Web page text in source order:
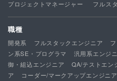
プロジェクトマネージャー
フルス
職種
開発系 フルスタックエンジニア
ン系SE・プログラマ
汎用系エンジ
御・組込エンジニア
QA/テストエン
ア
コーダー/マークアップエンジニア